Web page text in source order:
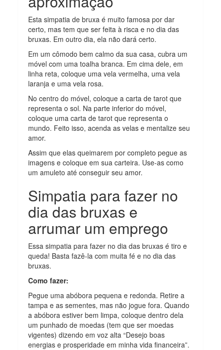
Esta simpatia de bruxa é muito famosa por dar
certo, mas tem que ser feita à risca e no dia das
bruxas. Em outro dia, ela não dará certo.
Em um cômodo bem calmo da sua casa, cubra um
móvel com uma toalha branca. Em cima dele, em
linha reta, coloque uma vela vermelha, uma vela
laranja e uma vela rosa.
No centro do móvel, coloque a carta de tarot que
representa o sol. Na parte inferior do móvel,
coloque uma carta de tarot que representa o
mundo. Feito isso, acenda as velas e mentalize seu
amor.
Assim que elas queimarem por completo pegue as
imagens e coloque em sua carteira. Use-as como
um amuleto até conseguir seu amor.
Simpatia para fazer no
dia das bruxas e
arrumar um emprego
Essa simpatia para fazer no dia das bruxas é tiro e
queda! Basta fazê-la com muita fé e no dia das
bruxas.
Como fazer:
Pegue uma abóbora pequena e redonda. Retire a
tampa e as sementes, mas não jogue fora. Quando
a abóbora estiver bem limpa, coloque dentro dela
um punhado de moedas (tem que ser moedas
vigentes) dizendo em voz alta “Desejo boas
energias e prosperidade em minha vida financeira”.